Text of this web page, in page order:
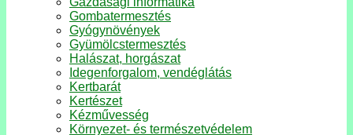
Gombatermesztés
Gyógynövények
Gyümölcstermesztés
Halászat, horgászat
Idegenforgalom, vendéglátás
Kertbarát
Kertészet
Kézművesség
Környezet- és természetvédelem